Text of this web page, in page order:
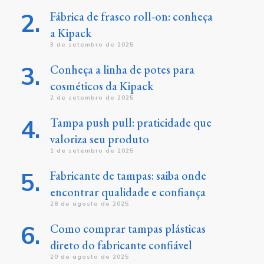
Fábrica de frasco roll-on: conheça
a Kipack
3 de setembro de 2025
Conheça a linha de potes para
cosméticos da Kipack
2 de setembro de 2025
Tampa push pull: praticidade que
valoriza seu produto
1 de setembro de 2025
Fabricante de tampas: saiba onde
encontrar qualidade e confiança
28 de agosto de 2025
Como comprar tampas plásticas
direto do fabricante confiável
20 de agosto de 2025